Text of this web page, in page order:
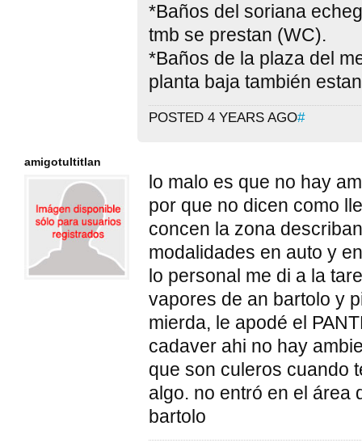
*Baños del soriana
tmb se prestan (WC).
*Baños de la plaza del
planta baja también
POSTED 4 YEARS AGO#
amigotultitlan
lo malo es que no hay
por que no dicen como
concen la zona
modalidades en auto y
lo personal me di a la
vapores de an bartolo y
mierda, le apodé el
cadaver ahi no hay
que son culeros cuando
algo. no entró en el área
bartolo